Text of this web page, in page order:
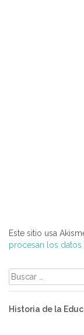
Este sitio usa
procesan los
Buscar:
Historia de la